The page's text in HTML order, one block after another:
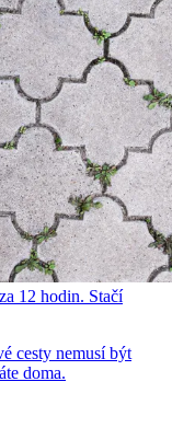
12 hodin. Stačí
cesty nemusí být
doma.